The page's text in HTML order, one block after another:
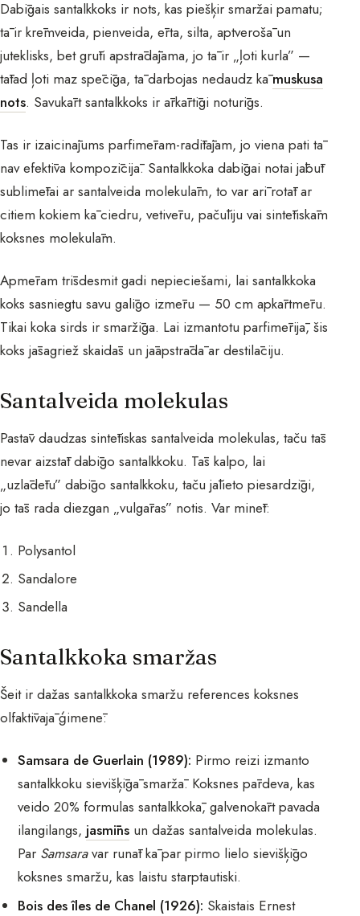
Dabīgais santalkkoks ir nots, kas piešķir smaržai pamatu;
tā ir krēmveida, pienveida, ērta, silta, aptverošā un
juteklisks, bet grūti apstrādājama, jo tā ir „ļoti kurla” —
tātad ļoti maz spēcīga, tā darbojas nedaudz kāmuskusa
nots. Savukārt santalkkoks ir ārkārtīgi noturīgs.
Tas ir izaicinājums parfimēram-radītājam, jo viena pati tā
nav efektīva kompozīcijā. Santalkkoka dabīgai notai jābūt
sublimētai ar santalveida molekulām, to var arī rotāt ar
citiem kokiem kā ciedru, vetivēru, pačūliju vai sintētiskām
koksnes molekulām.
Apmēram trīsdesmit gadi nepieciešami, lai santalkkoka
koks sasniegtu savu galīgo izmēru — 50 cm apkārtmēru.
Tikai koka sirds ir smaržīga. Lai izmantotu parfimērijā, šis
koks jāsagriež skaidās un jāapstrādā ar destilāciju.
Santalveida molekulas
Pastāv daudzas sintētiskas santalveida molekulas, taču tās
nevar aizstāt dabīgo santalkkoku. Tās kalpo, lai
„uzlādētu” dabīgo santalkkoku, taču jālieto piesardzīgi,
jo tās rada diezgan „vulgāras” notis. Var minēt:
Polysantol
Sandalore
Sandella
Santalkkoka smaržas
Šeit ir dažas santalkkoka smaržu references koksnes
olfaktīvajā ģimenē:
Samsara de Guerlain (1989): Pirmo reizi izmanto
santalkkoku sievišķīgā smaržā. Koksnes pārdeva, kas
veido 20% formulas santalkkokā, galvenokārt pavada
ilangilangs, jasmīns un dažas santalveida molekulas.
Par Samsaravar runāt kā par pirmo lielo sievišķīgo
koksnes smaržu, kas laistu starptautiski.
Bois des îles de Chanel (1926): Skaistais Ernest